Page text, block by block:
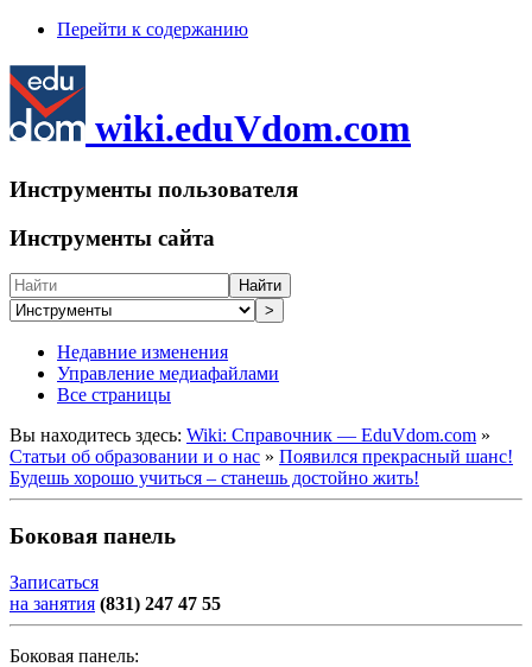
Перейти к содержанию
wiki.eduVdom.com
Инструменты пользователя
Инструменты сайта
Найти
>
Недавние изменения
Управление медиафайлами
Все страницы
Вы находитесь здесь: Wiki: Справочник — EduVdom.com »
Статьи об образовании и о нас » Появился прекрасный шанс!
Будешь хорошо учиться – станешь достойно жить!
Боковая панель
Записаться
на занятия (831) 247 47 55
Боковая панель: